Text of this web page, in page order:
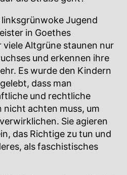
Jugend
in Goethes
viele Altgrüne staunen nur
und erkennen ihre
Es wurde den Kindern
dass man
und rechtliche
nicht achten muss, um
Sie agieren
das Richtige zu tun und
als faschistisches